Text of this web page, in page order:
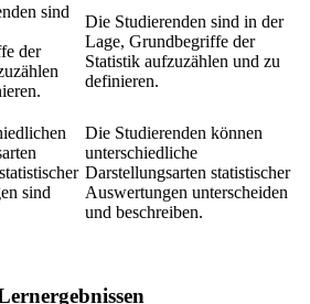
sind
der
Die Studierenden sind in der
Lage, Grundbegriffe der
Statistik aufzuzählen und zu
definieren.
sind
Die Studierenden können
unterschiedliche
Darstellungsarten statistischer
Auswertungen unterscheiden
und beschreiben.